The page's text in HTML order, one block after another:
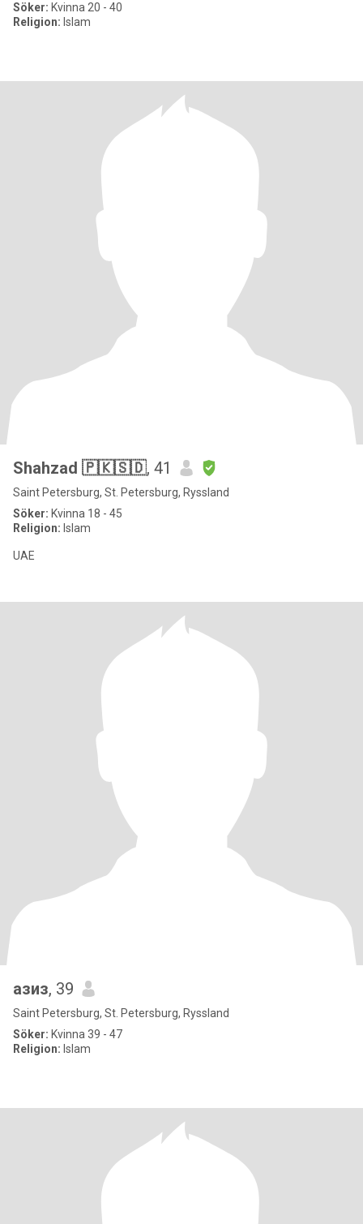
Söker: Kvinna 20 - 40
Religion: Islam
Shahzad 🇵🇰🇸🇩, 41
Saint Petersburg, St. Petersburg, Ryssland
Söker: Kvinna 18 - 45
Religion: Islam
UAE
азиз, 39
Saint Petersburg, St. Petersburg, Ryssland
Söker: Kvinna 39 - 47
Religion: Islam